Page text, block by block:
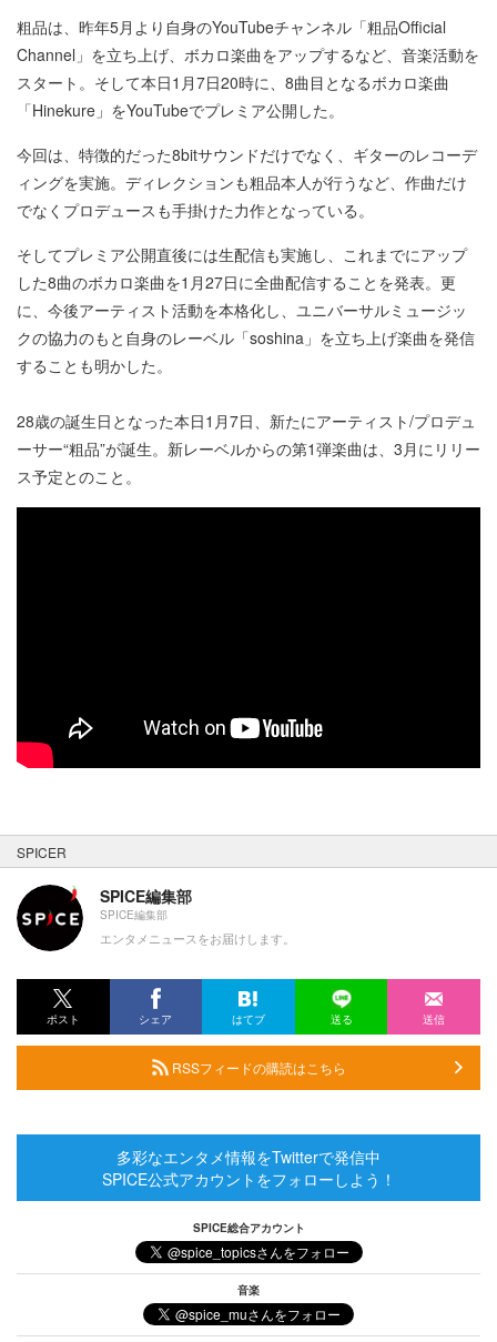
粗品は、昨年5月より自身のYouTubeチャンネル「粗品Official
Channel」を立ち上げ、ボカロ楽曲をアップするなど、音楽活動を
スタート。そして本日1月7日20時に、8曲目となるボカロ楽曲
「Hinekure」をYouTubeでプレミア公開した。
今回は、特徴的だった8bitサウンドだけでなく、ギターのレコーデ
ィングを実施。ディレクションも粗品本人が行うなど、作曲だけ
でなくプロデュースも手掛けた力作となっている。
そしてプレミア公開直後には生配信も実施し、これまでにアップ
した8曲のボカロ楽曲を1月27日に全曲配信することを発表。更
に、今後アーティスト活動を本格化し、ユニバーサルミュージッ
クの協力のもと自身のレーベル「soshina」を立ち上げ楽曲を発信
することも明かした。
28歳の誕生日となった本日1月7日、新たにアーティスト/プロデュ
ーサー“粗品”が誕生。新レーベルからの第1弾楽曲は、3月にリリー
ス予定とのこと。
SPICER
SPICE編集部
SPICE編集部
エンタメニュースをお届けします。
ポスト シェア はてブ 送る 送信
RSSフィードの購読はこちら
多彩なエンタメ情報をTwitterで発信中
SPICE公式アカウントをフォローしよう！
SPICE総合アカウント
音楽